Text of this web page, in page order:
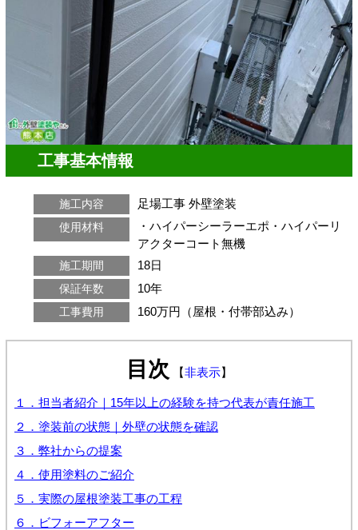
工事基本情報
施工内容 足場工事 外壁塗装
使用材料
・ハイパーシーラーエポ・ハイパーリ
アクターコート無機
施工期間 18日
保証年数 10年
工事費用 160万円（屋根・付帯部込み）
目次 【非表示】
１．担当者紹介｜15年以上の経験を持つ代表が責任施工
２．塗装前の状態｜外壁の状態を確認
３．弊社からの提案
４．使用塗料のご紹介
５．実際の屋根塗装工事の工程
６．ビフォーアフター